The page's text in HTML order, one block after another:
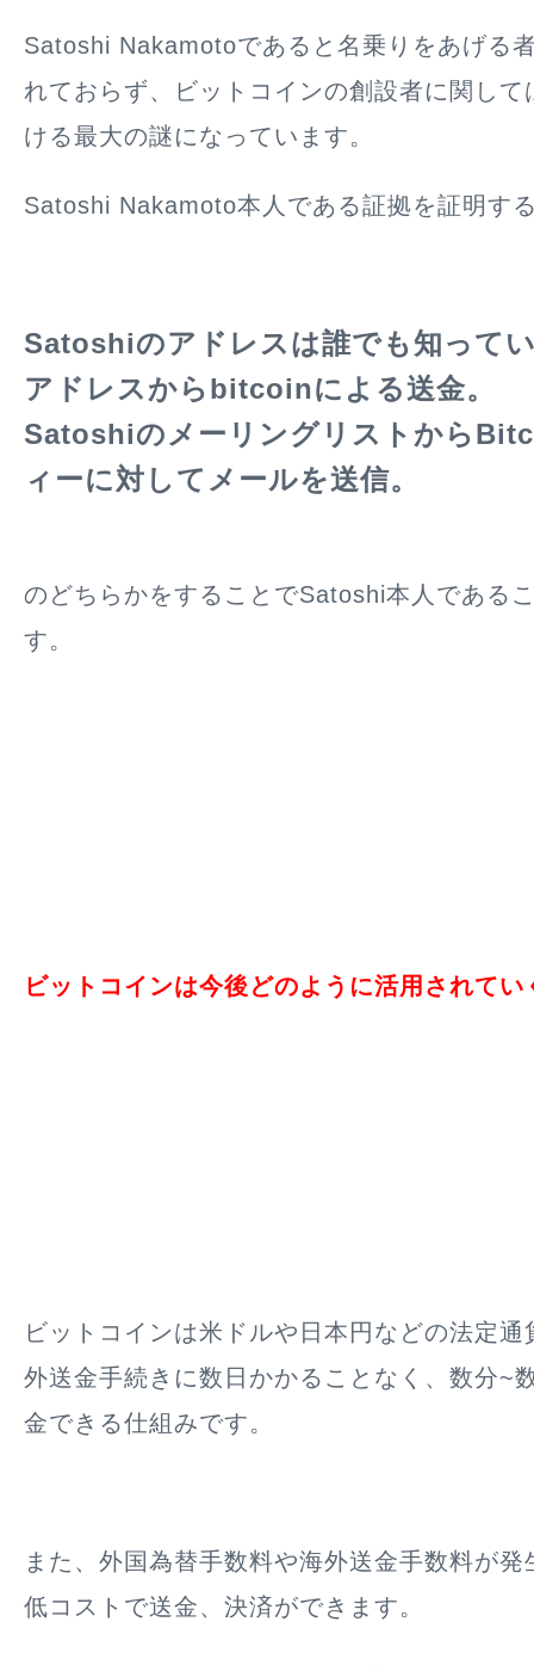
Satoshi Nakamotoであると名乗りをあげる
れておらず、ビットコインの創設者に関して
ける最大の謎になっています。
Satoshi Nakamoto本人である証拠を証明す
Satoshiのアドレスは誰でも知って
アドレスからbitcoinによる送金。
Satoshiのメーリングリストから
ィーに対してメールを送信。
のどちらかをすることでSatoshi本人である
す。
ビットコインは今後どのように活用されてい
ビットコインは米ドルや日本円などの法定
外送金手続きに数日かかることなく、数分~
金できる仕組みです。
また、外国為替手数料や海外送金手数料が
低コストで送金、決済ができます。